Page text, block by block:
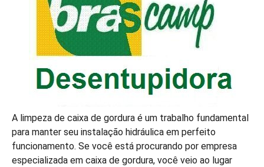
A limpeza de caixa de gordura é um trabalho fundamental
para manter seu instalação hidráulica em perfeito
funcionamento. Se você está procurando por empresa
especializada em caixa de gordura, você veio ao lugar